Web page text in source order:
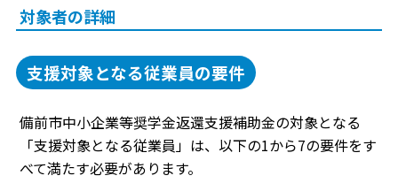
対象者の詳細
支援対象となる従業員の要件
備前市中小企業等奨学金返還支援補助金の対象となる
「支援対象となる従業員」は、以下の1から7の要件をす
べて満たす必要があります。